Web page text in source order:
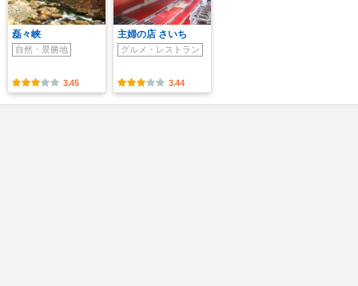
磊々峡
自然・景勝地
3.45
主婦の店 さいち
グルメ・レストラン
3.44